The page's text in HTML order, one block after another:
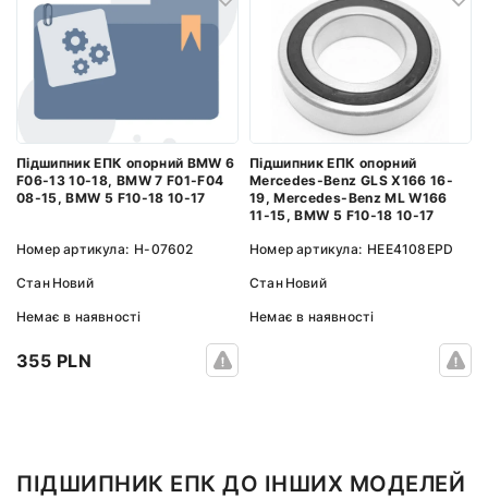
Підшипник ЕПК опорний BMW 6
F06-13 10-18, BMW 7 F01-F04
08-15, BMW 5 F10-18 10-17
Номер артикула: H-07602
Стан Новий
Немає в наявності
355 PLN
Підшипник ЕПК опорний
Mercedes-Benz GLS X166 16-
19, Mercedes-Benz ML W166
11-15, BMW 5 F10-18 10-17
Номер артикула: HEE4108EPD
Стан Новий
Немає в наявності
ПІДШИПНИК ЕПК ДО ІНШИХ МОДЕЛЕЙ